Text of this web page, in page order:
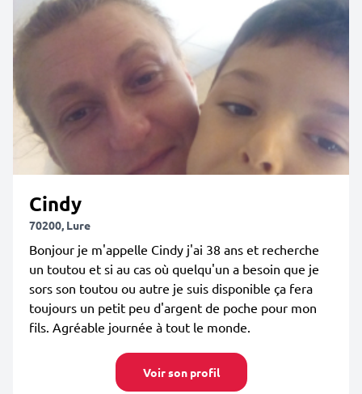
Cindy
70200, Lure
Bonjour je m'appelle Cindy j'ai 38 ans et recherche
un toutou et si au cas où quelqu'un a besoin que je
sors son toutou ou autre je suis disponible ça fera
toujours un petit peu d'argent de poche pour mon
fils. Agréable journée à tout le monde.
Voir son profil